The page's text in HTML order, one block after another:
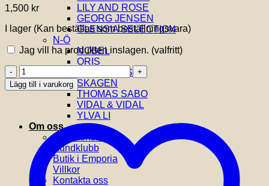
LILY AND ROSE
GEORG JENSEN
GLENSIA SELECTION
N-Ö
NOBEL
ORIS
SIF JAKOBS
SKAGEN
THOMAS SABO
VIDAL & VIDAL
YLVA LI
Om oss
Om Glensia
Kundklubb
Butik i Emporia
Villkor
Kontakta oss
1,500 kr
I lager (Kan beställas som beställningsvara)
Jag vill ha produkten inslagen. (valfritt)
EFVA
ATTLING
-
Ear
mängd
Lägg till i varukorg